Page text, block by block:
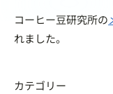
コーヒー豆研究所の
れました。
カテゴリー